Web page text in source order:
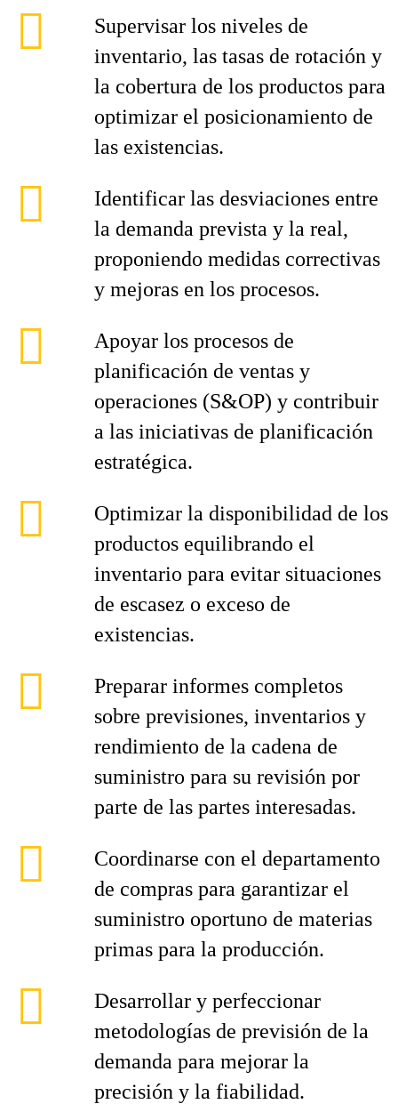
Supervisar los niveles de
inventario, las tasas de rotación y
la cobertura de los productos para
optimizar el posicionamiento de
las existencias.
Identificar las desviaciones entre
la demanda prevista y la real,
proponiendo medidas correctivas
y mejoras en los procesos.
Apoyar los procesos de
planificación de ventas y
operaciones (S&OP) y contribuir
a las iniciativas de planificación
estratégica.
Optimizar la disponibilidad de los
productos equilibrando el
inventario para evitar situaciones
de escasez o exceso de
existencias.
Preparar informes completos
sobre previsiones, inventarios y
rendimiento de la cadena de
suministro para su revisión por
parte de las partes interesadas.
Coordinarse con el departamento
de compras para garantizar el
suministro oportuno de materias
primas para la producción.
Desarrollar y perfeccionar
metodologías de previsión de la
demanda para mejorar la
precisión y la fiabilidad.